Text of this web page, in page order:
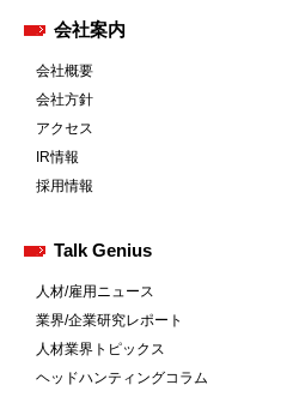
会社案内
会社概要
会社方針
アクセス
IR情報
採用情報
Talk Genius
人材/雇用ニュース
業界/企業研究レポート
人材業界トピックス
ヘッドハンティングコラム